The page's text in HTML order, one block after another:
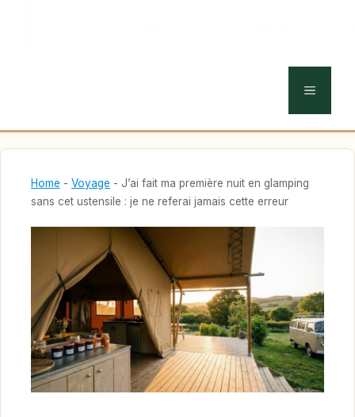
MENU
Home - Voyage - J’ai fait ma première nuit en glamping
sans cet ustensile : je ne referai jamais cette erreur